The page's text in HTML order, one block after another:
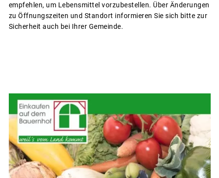
empfehlen, um Lebensmittel vorzubestellen. Über Änderungen
zu Öffnungszeiten und Standort informieren Sie sich bitte zur
Sicherheit auch bei Ihrer Gemeinde.